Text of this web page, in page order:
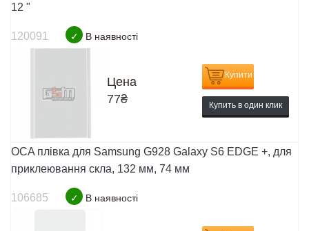
12 "
120091 ✓ В наявності
Цена
77₴
Купити
Купить в один клик
OCA плівка для Samsung G928 Galaxy S6 EDGE +, для
приклеювання скла, 132 мм, 74 мм
106685 ✓ В наявності